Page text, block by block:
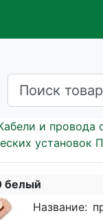
и провода
белый
Название: